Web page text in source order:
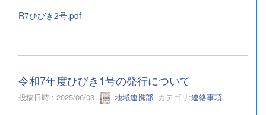
R7ひびき2号.pdf
令和7年度ひびき1号の発行について
投稿日時 : 2025/06/03 地域連携部 カテゴリ:連絡事項